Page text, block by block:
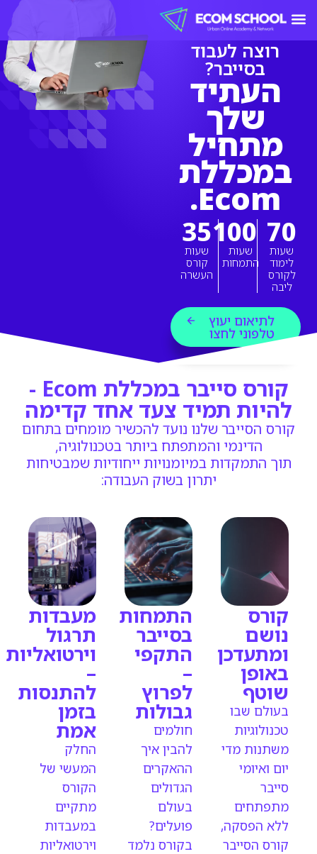
רוצה לעבוד
בסייבר?
העתיד
שלך
מתחיל
במכללת
Ecom.
שעות
לימוד
לקורס
ליבה
70
שעות
התמחות
100
שעות
קורס
העשרה
35
לתיאום יעוץ
טלפוני לחצו
קורס סייבר במכללת Ecom -
להיות תמיד צעד אחד קדימה
קורס הסייבר שלנו נועד להכשיר מומחים בתחום
הדינמי והמתפתח ביותר בטכנולוגיה,
תוך התמקדות במיומנויות ייחודיות שמבטיחות
יתרון בשוק העבודה:
קורס
נושם
ומתעדכן
באופן
שוטף
בעולם שבו
טכנולוגיות
משתנות מדי
יום ואיומי
סייבר
מתפתחים
ללא הפסקה,
קורס הסייבר
התמחות
בסייבר
התקפי
–
לפרוץ
גבולות
חולמים
להבין איך
ההאקרים
הגדולים
בעולם
פועלים?
בקורס נלמד
מעבדות
תרגול
וירטואליות
–
להתנסות
בזמן
אמת
החלק
המעשי של
הקורס
מתקיים
במעבדות
וירטואליות